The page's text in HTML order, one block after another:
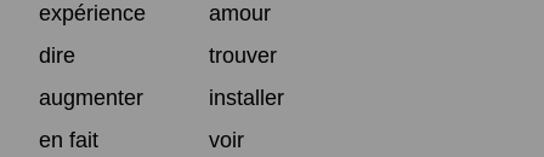
expérience
amour
dire
trouver
augmenter
installer
en fait
voir